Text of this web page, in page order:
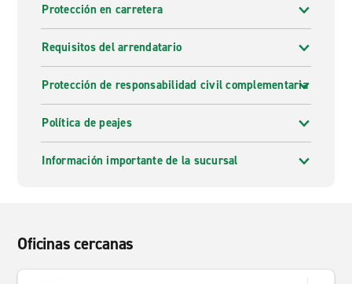
Protección en carretera
Requisitos del arrendatario
Protección de responsabilidad civil complementaria
Política de peajes
Información importante de la sucursal
Oficinas cercanas